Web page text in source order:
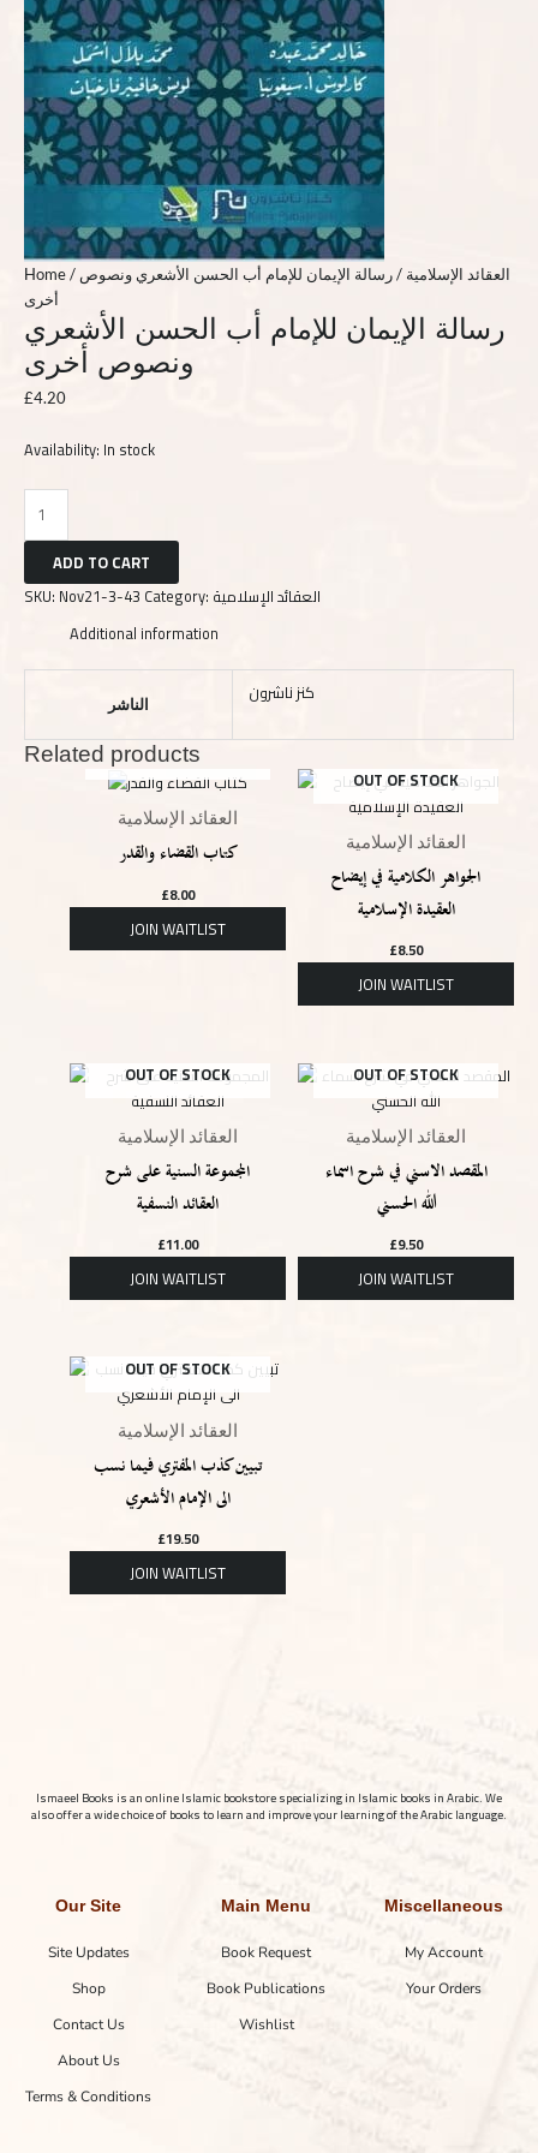
Home/ العقائد الإسلامية / رسالة الإيمان للإمام أب الحسن الأشعري ونصوص
أخرى
رسالة الإيمان للإمام أب الحسن الأشعري
ونصوص أخرى
£4.20
Availability: In stock
ADD TO CART
SKU: Nov21-3-43 Category: العقائد الإسلامية
Additional information
الناشر كنز ناشرون
Related products
OUT OF STOCK
العقائد الإسلامية
كتاب القضاء والقدر
£8.00
OUT OF STOCK
العقائد الإسلامية
الجواهر الكلامية في إيضاح
العقيدة الإسلامية
£8.50
OUT OF STOCK
العقائد الإسلامية
المجموعة السنية على شرح
العقائد النسفية
£11.00
OUT OF STOCK
العقائد الإسلامية
المقصد الاسني في شرح اسماء
الله الحسني
£9.50
OUT OF STOCK
العقائد الإسلامية
تبيين كذب المفتري فيما نسب
الى الإمام الأشعري
£19.50
Ismaeel Books is an online Islamic bookstore specializing in Islamic books in Arabic. We
also offer a wide choice of books to learn and improve your learning of the Arabic language.
Our Site
Site Updates
Shop
Contact Us
About Us
Terms & Conditions
Main Menu
Book Request
Book Publications
Wishlist
Miscellaneous
My Account
Your Orders